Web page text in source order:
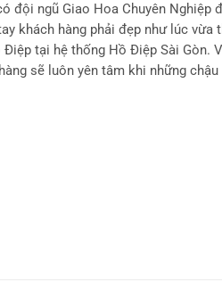
đội ngũ Giao Hoa Chuyên Nghiệp
khách hàng phải đẹp như lúc vừa
tại hệ thống Hồ Điệp Sài Gòn.
sẽ luôn yên tâm khi những